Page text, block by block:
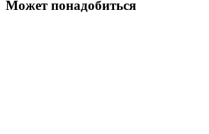
Может понадобиться